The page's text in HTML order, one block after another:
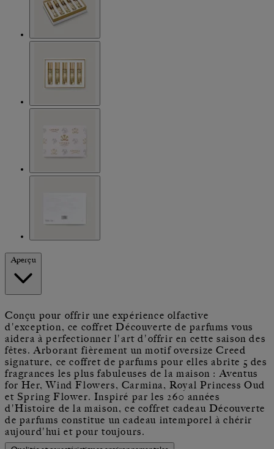
Aperçu
Conçu pour offrir une expérience olfactive
d'exception, ce coffret Découverte de parfums vous
aidera à perfectionner l'art d'offrir en cette saison des
fêtes. Arborant fièrement un motif oversize Creed
signature, ce coffret de parfums pour elles abrite 5 des
fragrances les plus fabuleuses de la maison : Aventus
for Her, Wind Flowers, Carmina, Royal Princess Oud
et Spring Flower. Inspiré par les 260 années
d'Histoire de la maison, ce coffret cadeau Découverte
de parfums constitue un cadeau intemporel à chérir
aujourd'hui et pour toujours.